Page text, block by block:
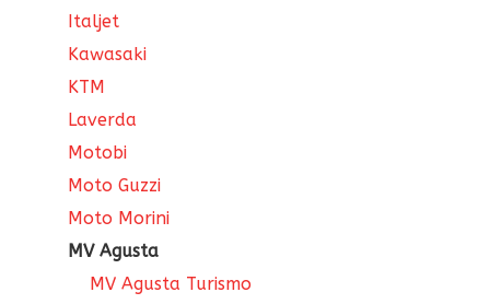
Italjet
Kawasaki
KTM
Laverda
Motobi
Moto Guzzi
Moto Morini
MV Agusta
MV Agusta Turismo